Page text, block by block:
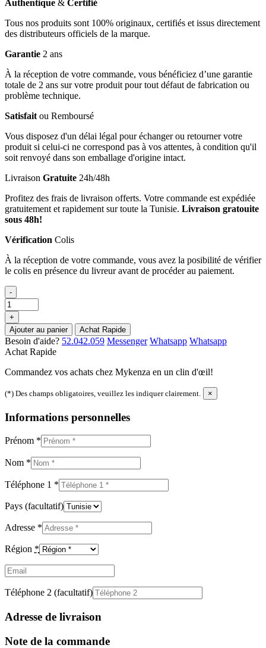
Authentique & Certifié
Tous nos produits sont 100% originaux, certifiés et issus directement
des distributeurs officiels de la marque.
Garantie 2 ans
À la réception de votre commande, vous bénéficiez d’une garantie
totale de 2 ans sur votre produit pour tout défaut de fabrication ou
problème technique.
Satisfait ou Remboursé
Vous disposez d'un délai légal pour échanger ou retourner votre
produit si celui-ci ne correspond pas à vos attentes, à condition qu'il
soit renvoyé dans son emballage d'origine intact.
Livraison Gratuite 24h/48h
Profitez des frais de livraison offerts. Votre commande est expédiée
gratuitement et rapidement sur toute la Tunisie. Livraison gratouite
sous 48h!
Vérification Colis
À la réception de votre commande, vous avez la posibilité de vérifier
le colis en présence du livreur avant de procéder au paiement.
-
+
Ajouter au panier
Achat Rapide
Besoin d'aide? 52.042.059 Messenger Whatsapp Whatsapp
Achat Rapide
Commandez vos achats chez Mykenza en un clin d'œil!
(*) Des champs obligatoires, veuillez les indiquer clairement. ×
Informations personnelles
Prénom *
Nom *
Téléphone 1 *
Pays (facultatif)
Adresse *
Région *
Email
Téléphone 2 (facultatif)
Adresse de livraison
Note de la commande